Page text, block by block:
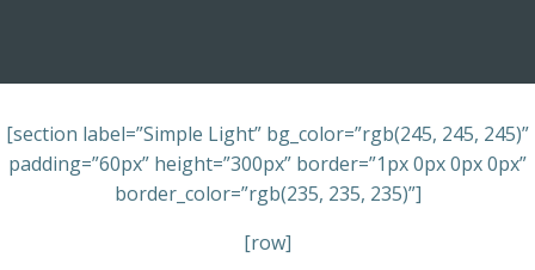
[section label=”Simple Light” bg_color=”rgb(245, 245, 245)”
padding=”60px” height=”300px” border=”1px 0px 0px 0px”
border_color=”rgb(235, 235, 235)”]
[row]